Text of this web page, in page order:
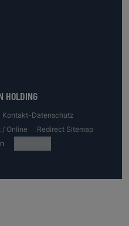
HOLDING
Kontakt-Datenschutz
/ Online
Redirect Sitemap